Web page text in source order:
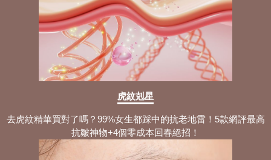
虎紋剋星
去虎紋精華買對了嗎？99%女生都踩中的抗老地雷！5款網評最高
抗皺神物+4個零成本回春絕招！